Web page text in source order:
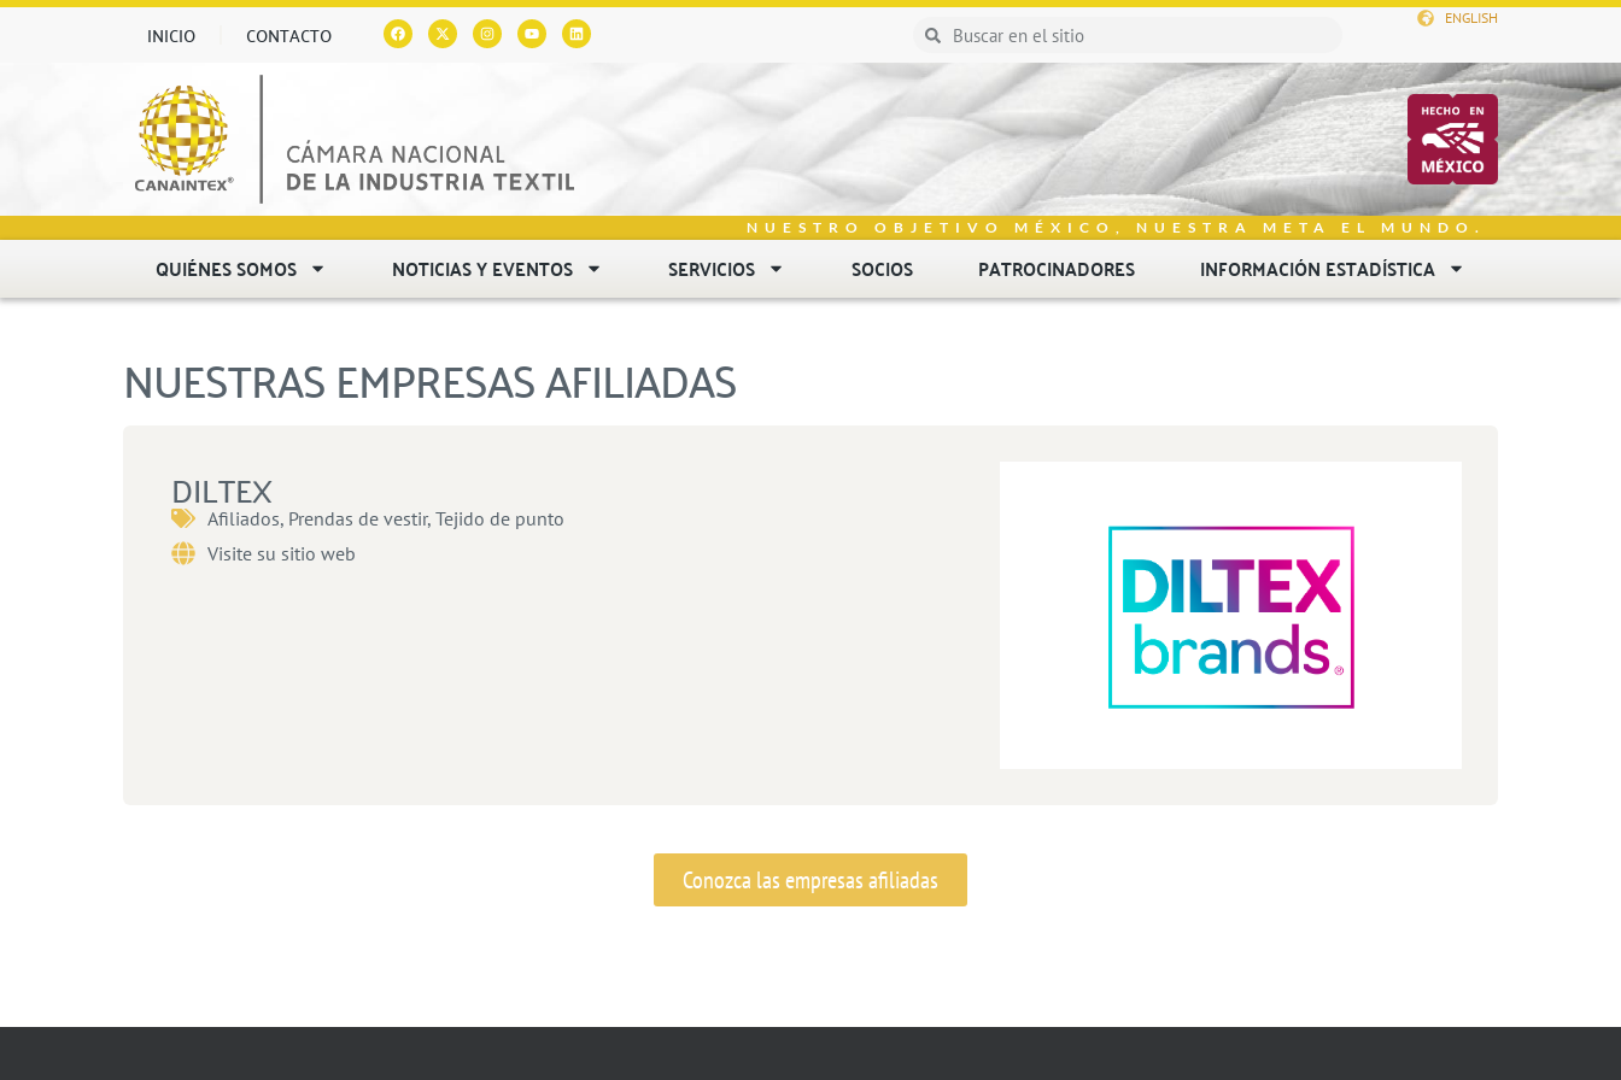
INICIO CONTACTO
ENGLISH
NUESTRO OBJETIVO MÉXICO, NUESTRA META EL MUNDO.
QUIÉNES SOMOS NOTICIAS Y EVENTOS SERVICIOS SOCIOS PATROCINADORES INFORMACIÓN ESTADÍSTICA
NUESTRAS EMPRESAS AFILIADAS
DILTEX
Afiliados, Prendas de vestir, Tejido de punto
Visite su sitio web
Conozca las empresas afiliadas